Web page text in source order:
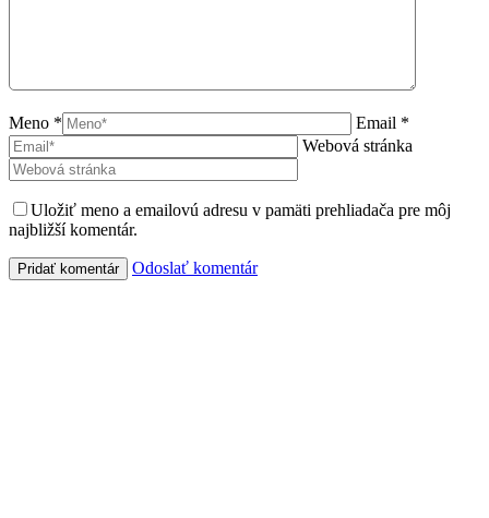
Meno *
Email *
Webová stránka
Uložiť meno a emailovú adresu v pamäti prehliadača pre môj
najbližší komentár.
Odoslať komentár